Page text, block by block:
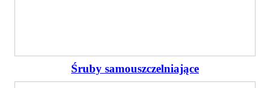
Śruby samouszczelniające